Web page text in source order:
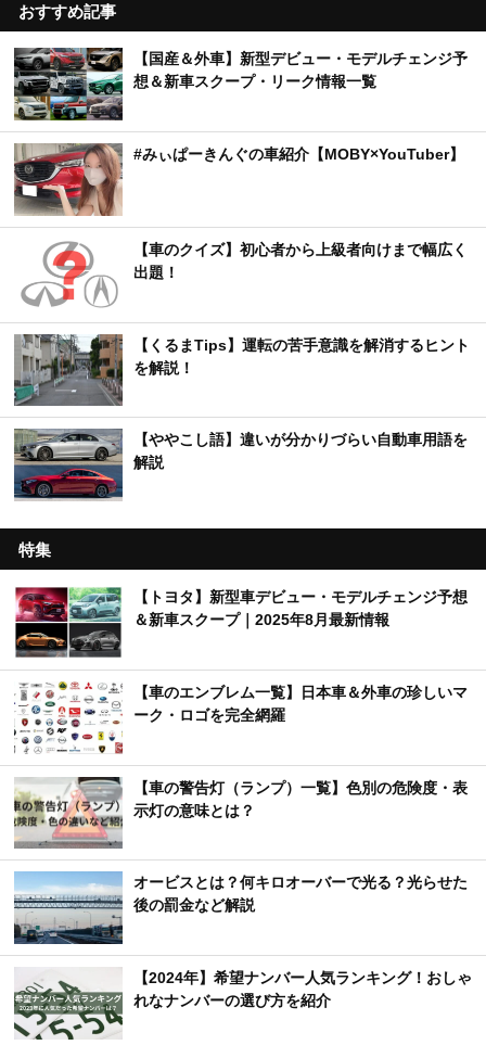
おすすめ記事
【国産＆外車】新型デビュー・モデルチェンジ予
想＆新車スクープ・リーク情報一覧
#みぃぱーきんぐの車紹介【MOBY×YouTuber】
【車のクイズ】初心者から上級者向けまで幅広く
出題！
【くるまTips】運転の苦手意識を解消するヒント
を解説！
【ややこし語】違いが分かりづらい自動車用語を
解説
特集
【トヨタ】新型車デビュー・モデルチェンジ予想
＆新車スクープ｜2025年8月最新情報
【車のエンブレム一覧】日本車＆外車の珍しいマ
ーク・ロゴを完全網羅
【車の警告灯（ランプ）一覧】色別の危険度・表
示灯の意味とは？
オービスとは？何キロオーバーで光る？光らせた
後の罰金など解説
【2024年】希望ナンバー人気ランキング！おしゃ
れなナンバーの選び方を紹介